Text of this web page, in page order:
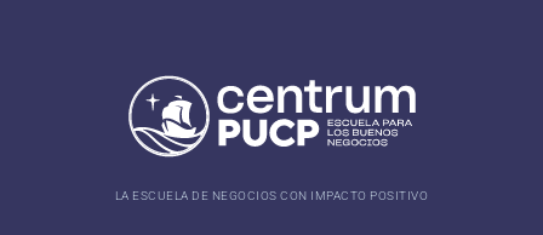
LA ESCUELA DE NEGOCIOS CON IMPACTO POSITIVO